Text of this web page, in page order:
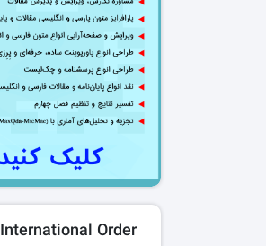
International Order